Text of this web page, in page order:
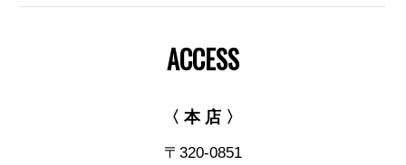
ACCESS
〈 本 店 〉
〒320-0851